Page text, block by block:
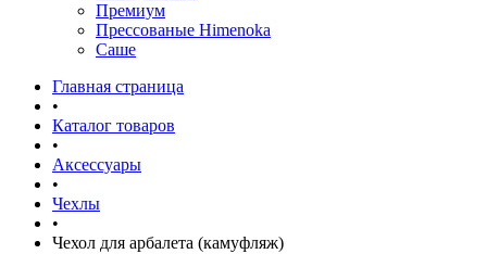
Премиум
Прессованые Himenoka
Саше
Главная страница
•
Каталог товаров
•
Аксессуары
•
Чехлы
•
Чехол для арбалета (камуфляж)